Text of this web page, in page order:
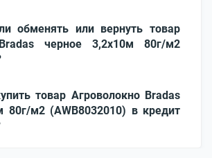
обменять или вернуть товар
черное 3,2х10м 80г/м2
товар Агроволокно Bradas
80г/м2 (AWB8032010) в кредит